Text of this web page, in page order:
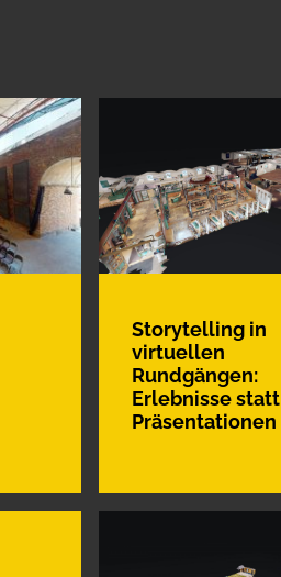
Storytelling in
virtuellen
Rundgängen:
Erlebnisse statt
Präsentationen